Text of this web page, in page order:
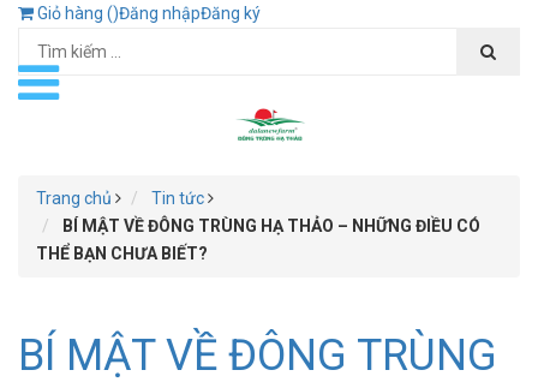
Giỏ hàng ()Đăng nhậpĐăng ký
Trang chủ
Tin tức
BÍ MẬT VỀ ĐÔNG TRÙNG HẠ THẢO – NHỮNG ĐIỀU CÓ
THỂ BẠN CHƯA BIẾT?
BÍ MẬT VỀ ĐÔNG TRÙNG